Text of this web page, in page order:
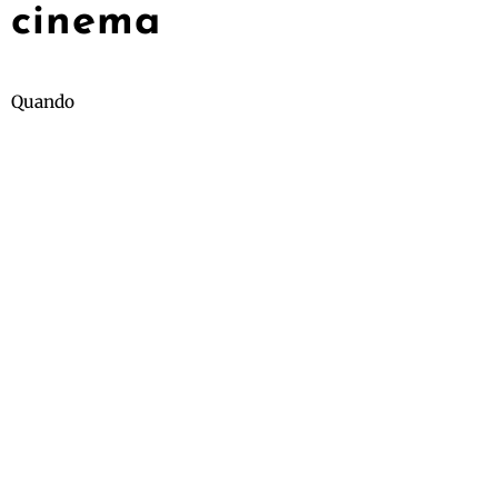
cinema
Quando